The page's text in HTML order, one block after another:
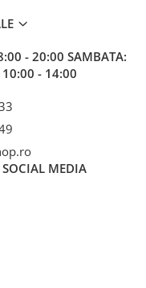
- 20:00 SAMBATA:
- 14:00
MEDIA